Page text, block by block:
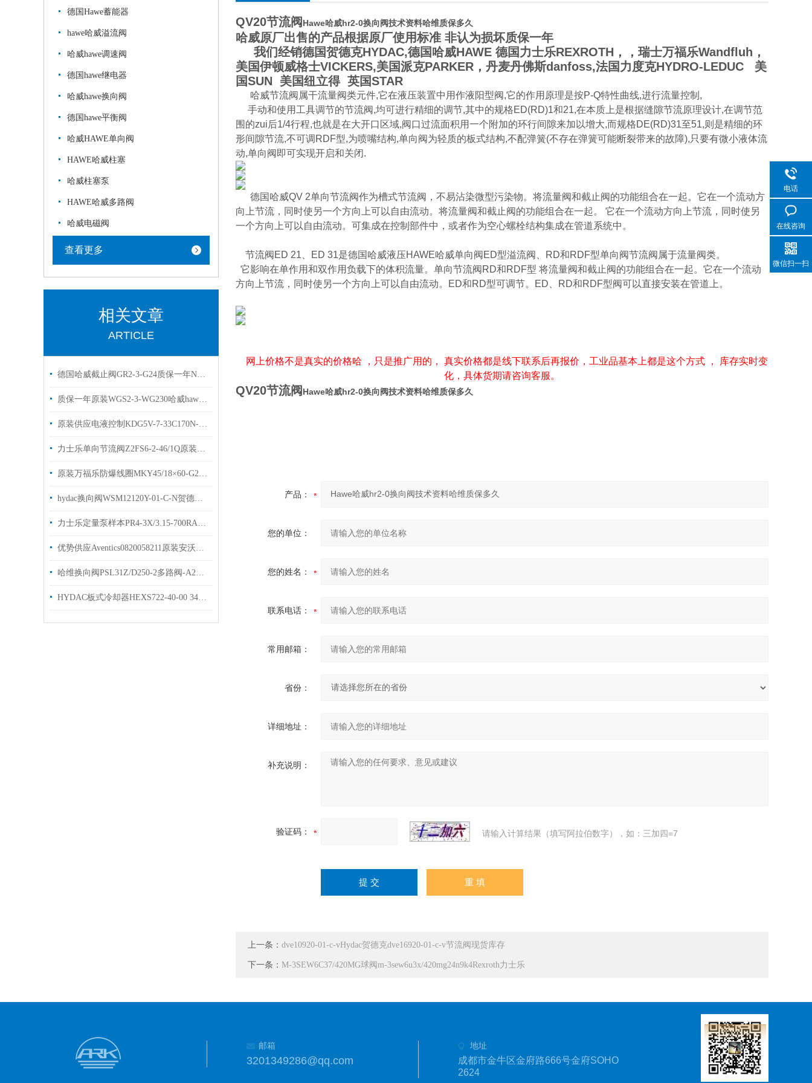
德国Hawe蓄能器
hawe哈威溢流阀
哈威hawe调速阀
德国hawe继电器
哈威hawe换向阀
德国hawe平衡阀
哈威HAWE单向阀
HAWE哈威柱塞
哈威柱塞泵
HAWE哈威多路阀
哈威电磁阀
查看更多
相关文章
ARTICLE
德国哈威截止阀GR2-3-G24质保一年NGR2-1R-N24现货
质保一年原装WGS2-3-WG230哈威hawe换向阀
原装供应电液控制KDG5V-7-33C170N-E-M-U威格士比例阀
力士乐单向节流阀Z2FS6-2-46/1Q原装力士乐现货
原装万福乐防爆线圈MKY45/18×60-G24现货出售
hydac换向阀WSM12120Y-01-C-N贺德克球阀有库存现货
力士乐定量泵样本PR4-3X/3.15-700RA技术参数优势出售
优势供应Aventics0820058211原装安沃驰气动
哈维换向阀PSL31Z/D250-2多路阀-A2L25/25EA2两联
HYDAC板式冷却器HEXS722-40-00 3457474原装出售
QV20节流阀 Hawe哈威hr2-0换向阀技术资料哈维质保多久
哈威原厂出售的产品根据原厂使用标准 非认为损坏质保一年
我们经销德国贺德克HYDAC,德国哈威HAWE 德国力士乐REXROTH，，瑞士万福乐Wandfluh，
美国伊顿威格士VICKERS,美国派克PARKER，丹麦丹佛斯danfoss,法国力度克HYDRO-LEDUC 美
国SUN 美国纽立得 英国STAR
哈威节流阀属干流量阀类元件,它在液压装置中用作液阳型阀,它的作用原理是按P-Q特性曲线,进行流量控制,
手动和使用工具调节的节流阀,均可进行精细的调节,其中的规格ED(RD)1和21,在本质上是根据缝隙节流原理设计,在调节范
围的zui后1/4行程,也就是在大开口区域,阀口过流面积用一个附加的环行间隙来加以增大,而规格DE(RD)31至51,则是精细的环
形间隙节流,不可调RDF型,为喷嘴结构,单向阀为轻质的板式结构,不配弹簧(不存在弹簧可能断裂带来的故障),只要有微小液体流
动,单向阀即可实现开启和关闭.
德国哈威QV 2单向节流阀作为槽式节流阀，不易沾染微型污染物。 将流量阀和截止阀的功能组合在一起。它在一个流动方
向上节流，同时使另一个方向上可以自由流动。 将流量阀和截止阀的功能组合在一起。 它在一个流动方向上节流，同时使另
一个方向上可以自由流动。 可集成在控制部件中，或者作为空心螺栓结构集成在管道系统中。
节流阀ED 21、ED 31是德国哈威液压HAWE哈威单向阀ED型溢流阀、RD和RDF型单向阀节流阀属于流量阀类。
它影响在单作用和双作用负载下的体积流量。单向节流阀RD和RDF型 将流量阀和截止阀的功能组合在一起。它在一个流动
方向上节流，同时使另一个方向上可以自由流动。ED和RD型可调节。ED、RD和RDF型阀可以直接安装在管道上。
网上价格不是真实的价格哈 ，只是推广用的， 真实价格都是线下联系后再报价，工业品基本上都是这个方式 ， 库存实时变
化，具体货期请咨询客服。
QV20节流阀 Hawe哈威hr2-0换向阀技术资料哈维质保多久
产品：
您的单位：
您的姓名：
联系电话：
常用邮箱：
省份：
详细地址：
补充说明：
验证码： 请输入计算结果（填写阿拉伯数字），如：三加四=7
上一条： dve10920-01-c-vHydac贺德克dve16920-01-c-v节流阀现货库存
下一条： M-3SEW6C37/420MG球阀m-3sew6u3x/420mg24n9k4Rexroth力士乐
邮箱
3201349286@qq.com
地址
成都市金牛区金府路666号金府SOHO
2624
电话
在线咨询
微信扫一扫